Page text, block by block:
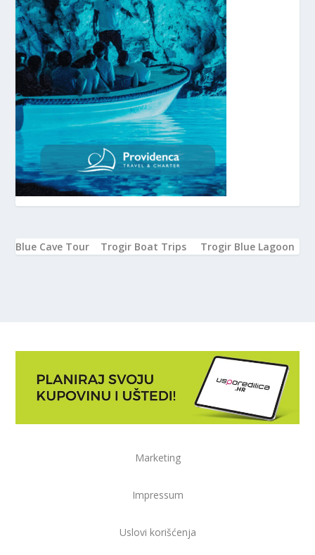
Blue Cave Tour Trogir Boat Trips Trogir Blue Lagoon
Marketing
Impressum
Uslovi korišćenja